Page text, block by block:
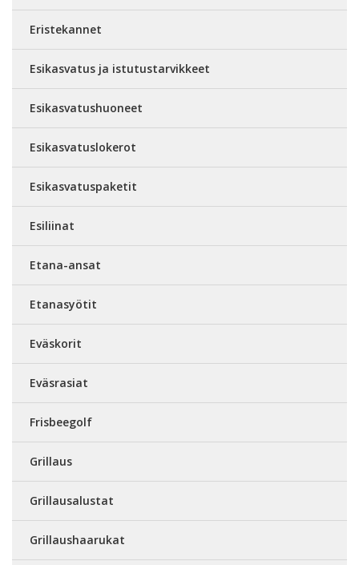
Eristekannet
Esikasvatus ja istutustarvikkeet
Esikasvatushuoneet
Esikasvatuslokerot
Esikasvatuspaketit
Esiliinat
Etana-ansat
Etanasyötit
Eväskorit
Eväsrasiat
Frisbeegolf
Grillaus
Grillausalustat
Grillaushaarukat